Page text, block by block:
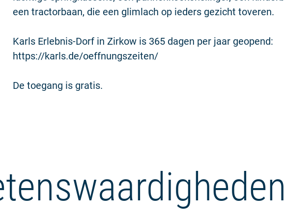
een tractorbaan, die een glimlach op ieders gezicht toveren.
Karls Erlebnis-Dorf in Zirkow is 365 dagen per jaar geopend:
https://karls.de/oeffnungszeiten/
De toegang is gratis.